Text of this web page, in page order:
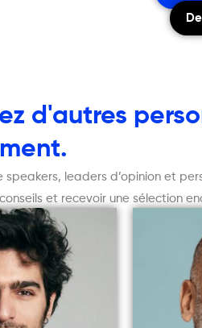
d'autres
speakers, leaders d’opinion et
et recevoir une sélection